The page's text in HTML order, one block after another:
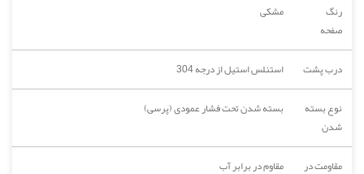
رنگ
صفحه
مشکی
درب پشت
استنلس استیل از درجه 304
نوع بسته
شدن
بسته شدن تحت فشار عمودی (پرسی)
مقاومت در
مقاوم در برابر آب